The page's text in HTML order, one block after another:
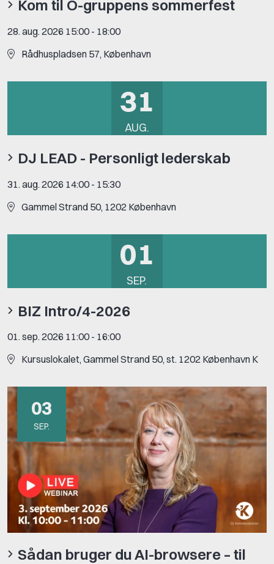
Kom til O-gruppens sommerfest
28. aug. 2026 15:00 - 18:00
Rådhuspladsen 57, København
31
AUG.
DJ LEAD - Personligt lederskab
31. aug. 2026 14:00 - 15:30
Gammel Strand 50, 1202 København
01
SEP.
BIZ Intro/4-2026
01. sep. 2026 11:00 - 16:00
Kursuslokalet, Gammel Strand 50, st. 1202 København K
03
SEP.
Sådan bruger du AI-browsere – til